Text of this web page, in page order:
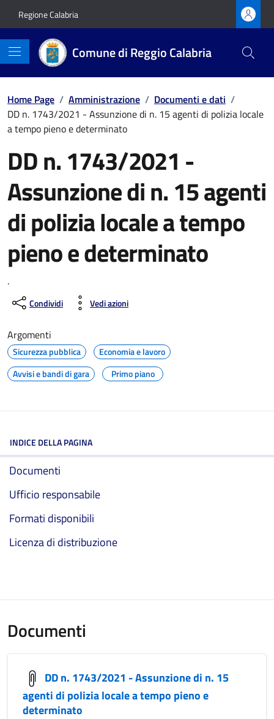
Regione Calabria
Comune di Reggio Calabria
Home Page / Amministrazione / Documenti e dati /
DD n. 1743/2021 - Assunzione di n. 15 agenti di polizia locale
a tempo pieno e determinato
DD n. 1743/2021 -
Assunzione di n. 15 agenti
di polizia locale a tempo
pieno e determinato
.
Condividi Vedi azioni
Argomenti
Sicurezza pubblica
Economia e lavoro
Avvisi e bandi di gara
Primo piano
INDICE DELLA PAGINA
Documenti
Ufficio responsabile
Formati disponibili
Licenza di distribuzione
Documenti
DD n. 1743/2021 - Assunzione di n. 15
agenti di polizia locale a tempo pieno e
determinato